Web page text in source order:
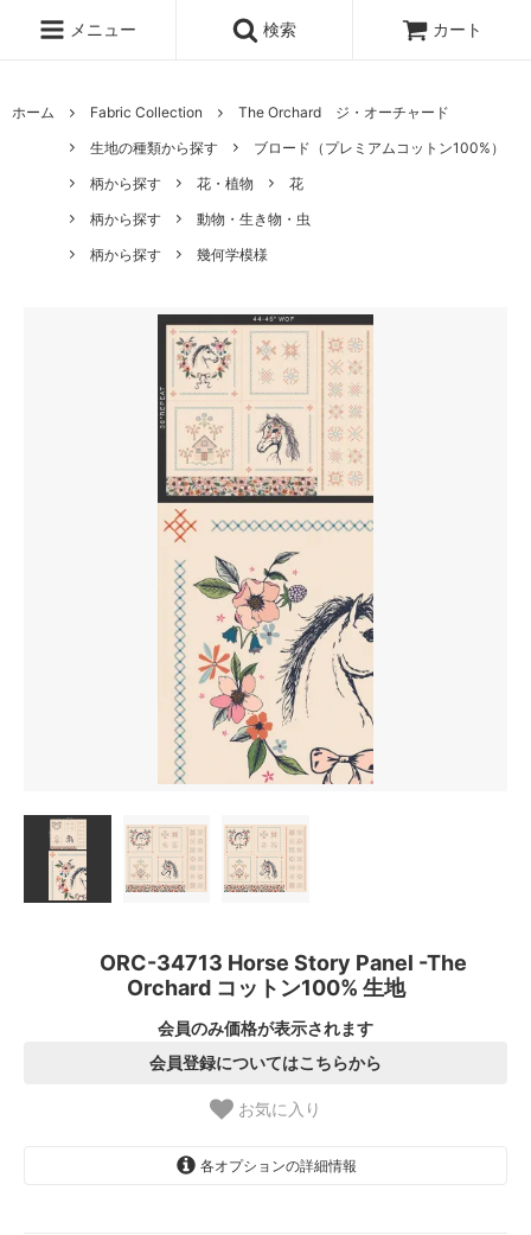
メニュー 検索 カート
ホーム Fabric Collection
The Orchard ジ・オーチャード
生地の種類から探す
ブロード（プレミアムコットン100%）
柄から探す
花・植物
花
柄から探す
動物・生き物・虫
柄から探す
幾何学模様
ORC-34713 Horse Story Panel -The
Orchard コットン100% 生地
会員のみ価格が表示されます
会員登録についてはこちらから
お気に入り
各オプションの詳細情報